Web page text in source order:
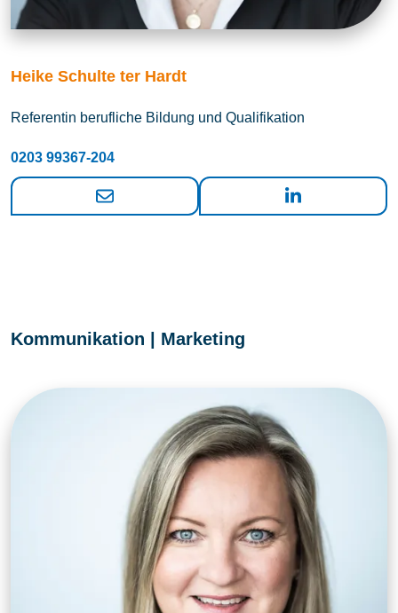
Heike Schulte ter Hardt
Referentin berufliche Bildung und Qualifikation
0203 99367-204
Kommunikation | Marketing